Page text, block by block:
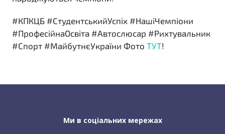
#КПКЦБ #СтудентськийУспіх #НашіЧемпіони
#ПрофесійнаОсвіта #Автослюсар #Рихтувальник
#Спорт #МайбутнєУкраїни Фото ТУТ!
Ми в соціальних мережах